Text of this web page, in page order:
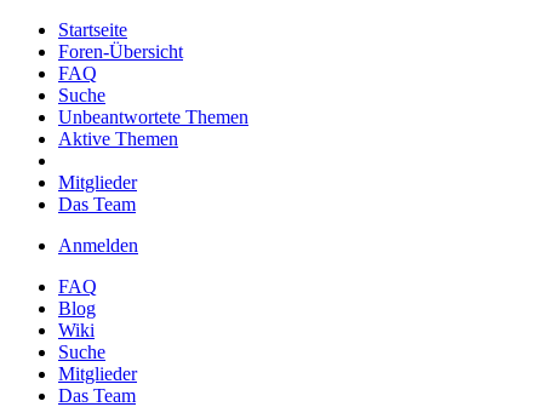
Startseite
Foren-Übersicht
FAQ
Suche
Unbeantwortete Themen
Aktive Themen
Mitglieder
Das Team
Anmelden
FAQ
Blog
Wiki
Suche
Mitglieder
Das Team